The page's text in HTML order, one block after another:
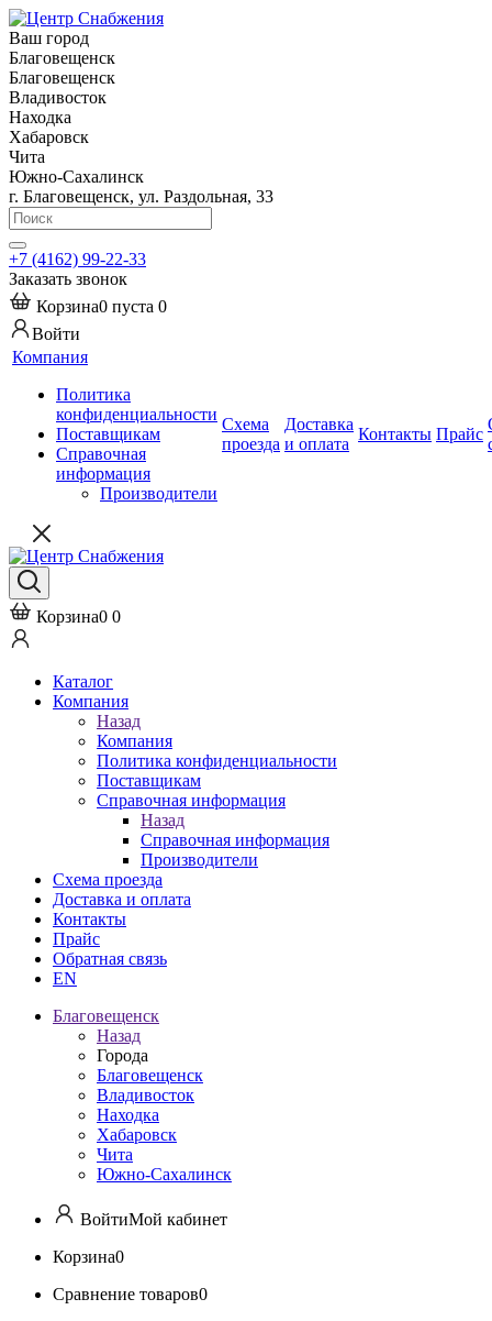
Ваш город
Благовещенск
Благовещенск
Владивосток
Находка
Хабаровск
Чита
Южно-Сахалинск
г. Благовещенск, ул. Раздольная, 33
+7 (4162) 99-22-33
Заказать звонок
Корзина0 пуста 0
Войти
Компания
Политика
конфиденциальности
Поставщикам
Справочная
информация
Производители
Схема
проезда
Доставка
и оплата
Контакты Прайс
Корзина0 0
Каталог
Компания
Назад
Компания
Политика конфиденциальности
Поставщикам
Справочная информация
Назад
Справочная информация
Производители
Схема проезда
Доставка и оплата
Контакты
Прайс
Обратная связь
EN
Благовещенск
Назад
Города
Благовещенск
Владивосток
Находка
Хабаровск
Чита
Южно-Сахалинск
ВойтиМой кабинет
Корзина0
Сравнение товаров0